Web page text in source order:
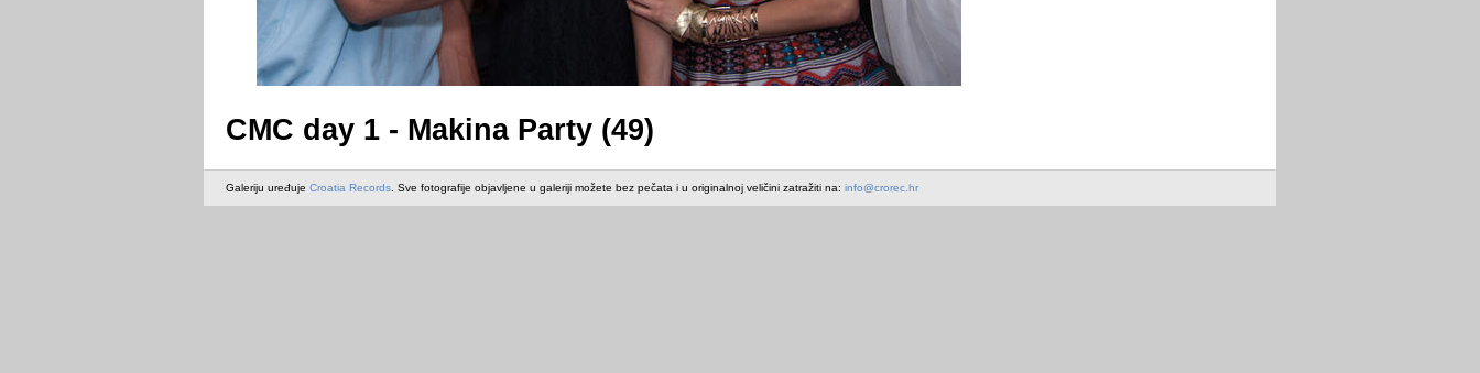
CMC day 1 - Makina Party (49)
Galeriju uređuje Croatia Records . Sve fotografije objavljene u galeriji možete bez pečata i u originalnoj veličini zatražiti na: info@crorec.hr